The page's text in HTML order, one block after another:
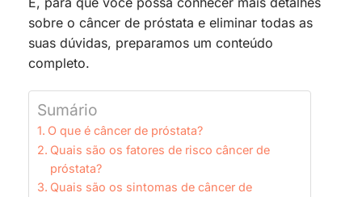
sobre o câncer de próstata e eliminar todas as
suas dúvidas, preparamos um conteúdo
completo.
Sumário
O que é câncer de próstata?
Quais são os fatores de risco câncer de
próstata?
Quais são os sintomas de câncer de